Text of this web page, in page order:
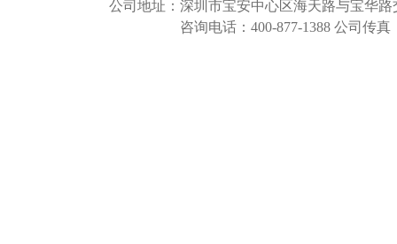
公司地址： 深圳市宝安中心区海天路与宝华
咨询电话： 400-877-1388公司传真